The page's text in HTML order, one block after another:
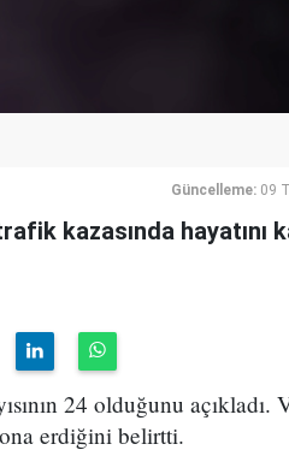
Güncelleme: 09
kazasında hayatını
24 olduğunu açıkladı.
erdiğini belirtti.